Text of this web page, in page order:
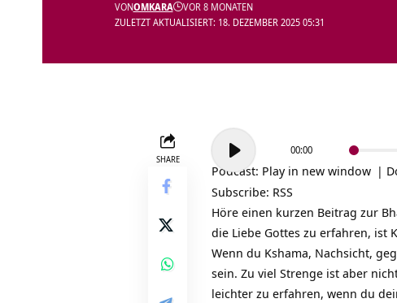
ZULETZT AKTUALISIERT: 18. DEZEMBER 2025 05:31
VONOMKARA VOR 8 MONATEN
SHARE
Audio-
Player
00:00
Podcast: Play in new window |
Subscribe: RSS
Höre einen kurzen Beitrag zur
die Liebe Gottes zu erfahren, ist
Wenn du Kshama, Nachsicht,
sein. Zu viel Strenge ist aber
leichter zu erfahren, wenn du